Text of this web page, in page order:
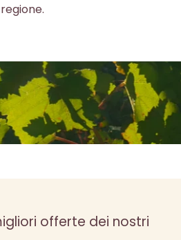
offerte dei nostri